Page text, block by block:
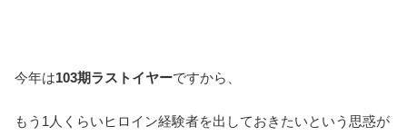
今年は103期ラストイヤーですから、
もう1人くらいヒロイン経験者を出しておきたいという思惑が